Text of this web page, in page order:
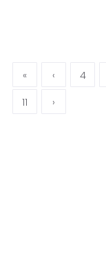
« ‹ 4
11
›